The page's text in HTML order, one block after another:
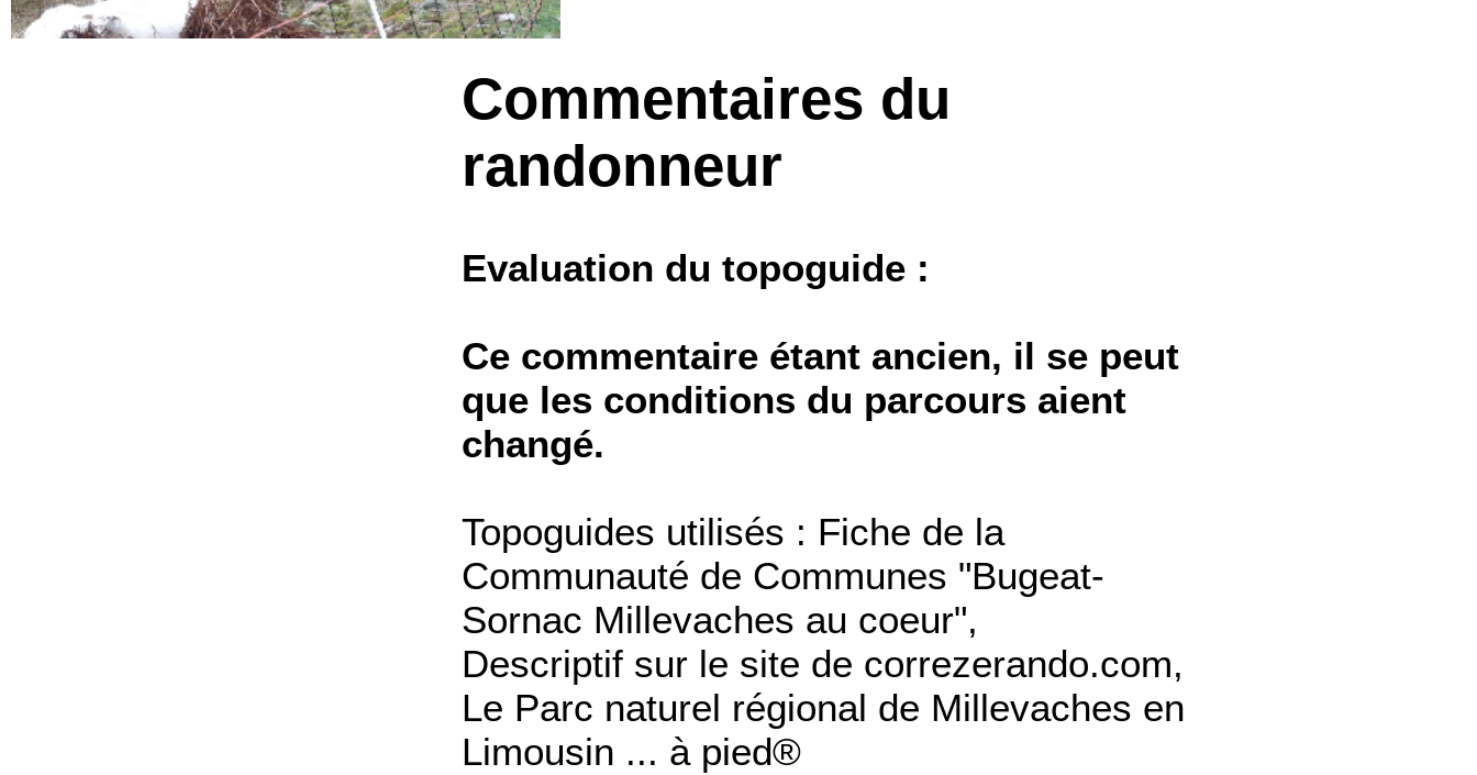
Commentaires du
randonneur
Evaluation du topoguide :
Ce commentaire étant ancien, il se peut
que les conditions du parcours aient
changé.
Topoguides utilisés : Fiche de la
Communauté de Communes "Bugeat-
Sornac Millevaches au coeur",
Descriptif sur le site de correzerando.com,
Le Parc naturel régional de Millevaches en
Limousin ... à pied®